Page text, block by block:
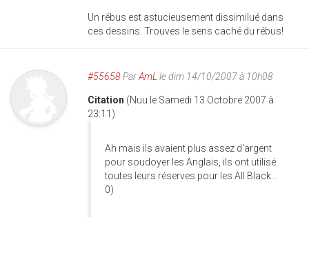
Un rébus est astucieusement dissimilué dans
ces dessins. Trouves le sens caché du rébus!
#55658ParAmL le dim 14/10/2007 à 10h08
Citation (Nuu le Samedi 13 Octobre 2007 à
23:11)
Ah mais ils avaient plus assez d'argent
pour soudoyer les Anglais, ils ont utilisé
toutes leurs réserves pour les All Black...
0)